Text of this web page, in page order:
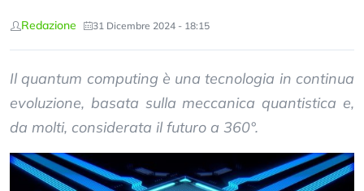
Redazione 31 Dicembre 2024 - 18:15
Il quantum computing è una tecnologia in continua
evoluzione, basata sulla meccanica quantistica e,
da molti, considerata il futuro a 360°.